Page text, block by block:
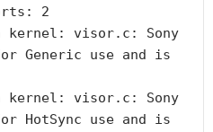
2
kernel: visor.c: Sony
use and is
kernel: visor.c: Sony
use and is